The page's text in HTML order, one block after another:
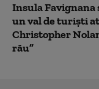
Insula
un val de turişti
Christopher
rău”